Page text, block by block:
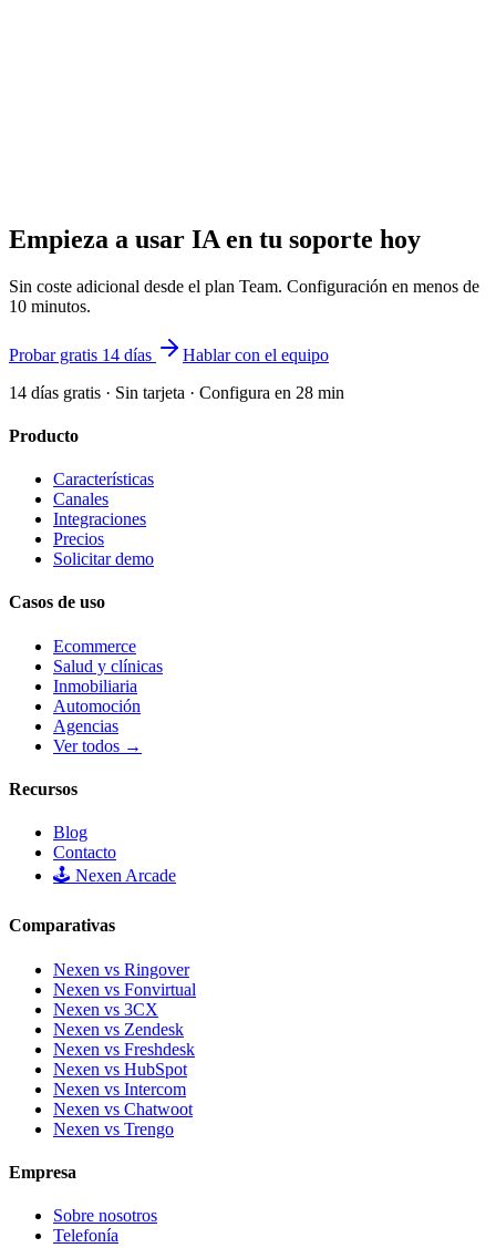
Empieza a usar IA en tu soporte hoy
Sin coste adicional desde el plan Team. Configuración en menos de
10 minutos.
Probar gratis 14 días
Hablar con el equipo
14 días gratis · Sin tarjeta · Configura en 28 min
Producto
Características
Canales
Integraciones
Precios
Solicitar demo
Casos de uso
Ecommerce
Salud y clínicas
Inmobiliaria
Automoción
Agencias
Ver todos →
Recursos
Blog
Contacto
🕹️ Nexen Arcade
Comparativas
Nexen vs Ringover
Nexen vs Fonvirtual
Nexen vs 3CX
Nexen vs Zendesk
Nexen vs Freshdesk
Nexen vs HubSpot
Nexen vs Intercom
Nexen vs Chatwoot
Nexen vs Trengo
Empresa
Sobre nosotros
Telefonía